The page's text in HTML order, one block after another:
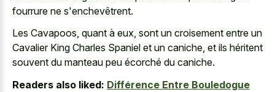
fourrure ne s'enchevêtrent.
Les Cavapoos, quant à eux, sont un croisement entre un
Cavalier King Charles Spaniel et un caniche, et ils héritent
souvent du manteau peu écorché du caniche.
Readers also liked: Différence Entre Bouledogue